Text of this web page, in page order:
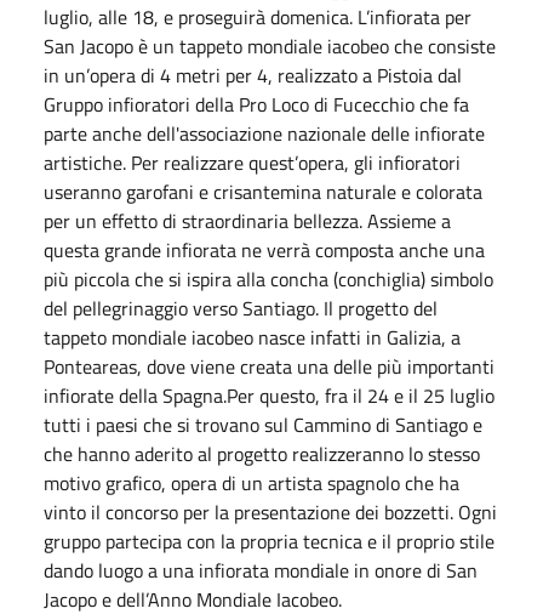
luglio, alle 18, e proseguirà domenica. L’infiorata per
San Jacopo è un tappeto mondiale iacobeo che consiste
in un’opera di 4 metri per 4, realizzato a Pistoia dal
Gruppo infioratori della Pro Loco di Fucecchio che fa
parte anche dell'associazione nazionale delle infiorate
artistiche. Per realizzare quest’opera, gli infioratori
useranno garofani e crisantemina naturale e colorata
per un effetto di straordinaria bellezza. Assieme a
questa grande infiorata ne verrà composta anche una
più piccola che si ispira alla concha (conchiglia) simbolo
del pellegrinaggio verso Santiago. Il progetto del
tappeto mondiale iacobeo nasce infatti in Galizia, a
Ponteareas, dove viene creata una delle più importanti
infiorate della Spagna.Per questo, fra il 24 e il 25 luglio
tutti i paesi che si trovano sul Cammino di Santiago e
che hanno aderito al progetto realizzeranno lo stesso
motivo grafico, opera di un artista spagnolo che ha
vinto il concorso per la presentazione dei bozzetti. Ogni
gruppo partecipa con la propria tecnica e il proprio stile
dando luogo a una infiorata mondiale in onore di San
Jacopo e dell’Anno Mondiale Iacobeo.